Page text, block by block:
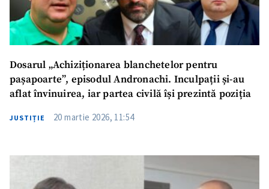
Dosarul „Achiziționarea blanchetelor pentru
pașapoarte”, episodul Andronachi. Inculpații și-au
aflat învinuirea, iar partea civilă își prezintă poziția
JUSTIȚIE 20 martie 2026, 11:54